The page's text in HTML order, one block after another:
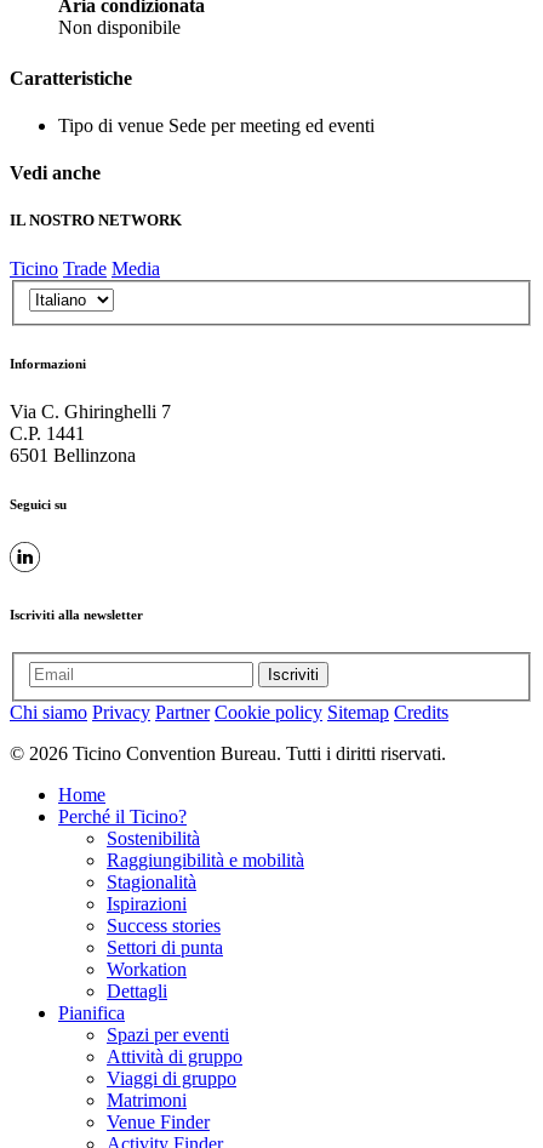
Aria condizionata
Non disponibile
Caratteristiche
Tipo di venue Sede per meeting ed eventi
Vedi anche
IL NOSTRO NETWORK
Ticino Trade Media
Informazioni
Via C. Ghiringhelli 7
C.P. 1441
6501 Bellinzona
Seguici su
Iscriviti alla newsletter
Iscriviti
Chi siamo Privacy Partner Cookie policy Sitemap Credits
© 2026 Ticino Convention Bureau. Tutti i diritti riservati.
Home
Perché il Ticino?
Sostenibilità
Raggiungibilità e mobilità
Stagionalità
Ispirazioni
Success stories
Settori di punta
Workation
Dettagli
Pianifica
Spazi per eventi
Attività di gruppo
Viaggi di gruppo
Matrimoni
Venue Finder
Activity Finder